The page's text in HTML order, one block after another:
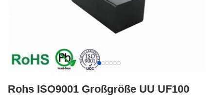
Rohs ISO9001 Großgröße UU UF100